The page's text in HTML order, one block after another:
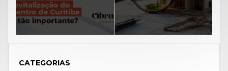
CATEGORIAS